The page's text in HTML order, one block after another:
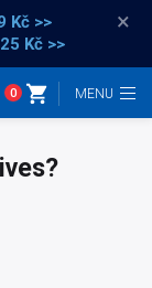
Kč >>
Kč >>
×
0